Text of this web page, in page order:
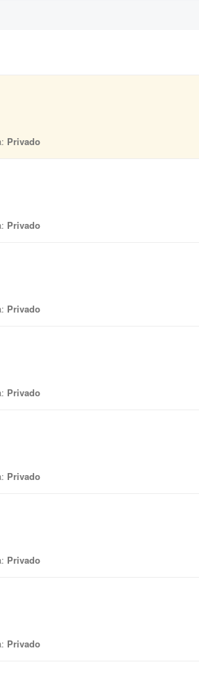
Privado
Privado
Privado
Privado
Privado
Privado
Privado